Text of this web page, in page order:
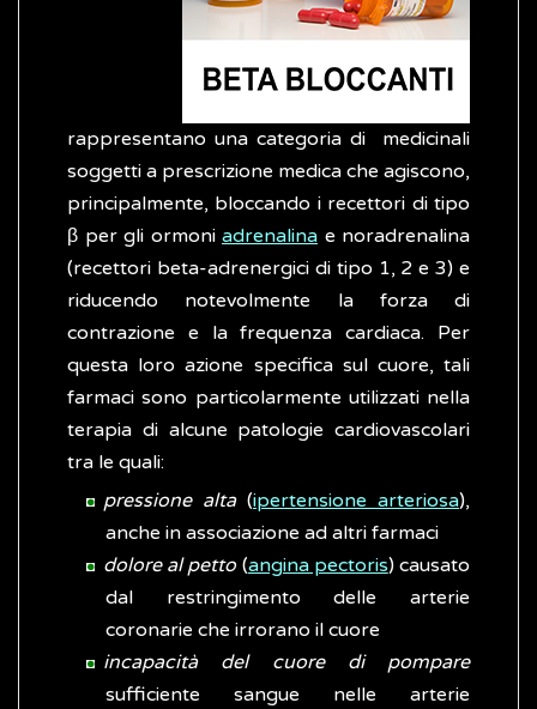
rappresentano una categoria di medicinali
soggetti a prescrizione medica che agiscono,
principalmente, bloccando i recettori di tipo
β per gli ormoni adrenalina e noradrenalina
(recettori beta-adrenergici di tipo 1, 2 e 3) e
riducendo notevolmente la forza di
contrazione e la frequenza cardiaca. Per
questa loro azione specifica sul cuore, tali
farmaci sono particolarmente utilizzati nella
terapia di alcune patologie cardiovascolari
tra le quali:
pressione alta(ipertensione arteriosa),
anche in associazione ad altri farmaci
dolore al petto(angina pectoris) causato
dal restringimento delle arterie
coronarie che irrorano il cuore
incapacità del cuore di pompare
sufficiente sangue nelle arterie